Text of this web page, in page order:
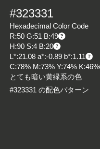
#323331
Hexadecimal Color Code
R:50 G:51 B:49
H:90 S:4 B:20
L*:21.08 a*:-0.89 b*:1.11
C:78% M:73% Y:74% K:46%
とても暗い黄緑系の色
#323331 の配色パターン